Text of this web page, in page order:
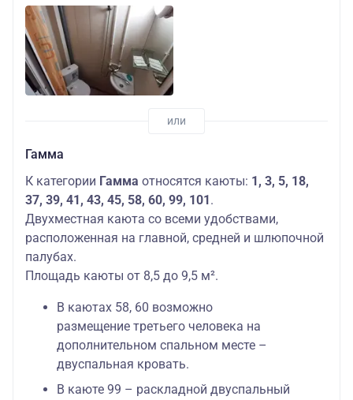
Гамма
К категории Гамма относятся каюты: 1, 3, 5, 18,
37, 39, 41, 43, 45, 58, 60, 99, 101 .
Двухместная каюта со всеми удобствами,
расположенная на главной, средней и шлюпочной
палубах.
Площадь каюты от 8,5 до 9,5 м².
В каютах 58, 60 возможно
размещение третьего человека на
дополнительном спальном месте –
двуспальная кровать.
В каюте 99 – раскладной двуспальный